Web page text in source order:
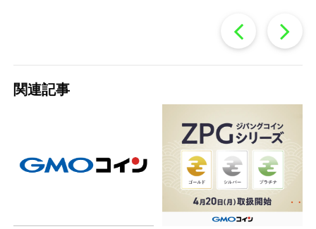
過
去
の
投
稿
関連記事